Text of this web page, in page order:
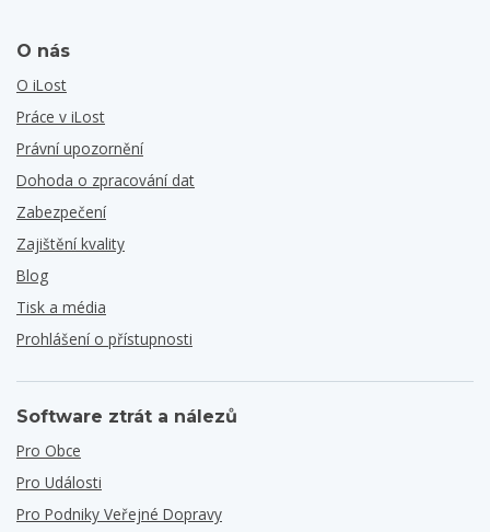
O nás
O iLost
Práce v iLost
Právní upozornění
Dohoda o zpracování dat
Zabezpečení
Zajištění kvality
Blog
Tisk a média
Prohlášení o přístupnosti
Software ztrát a nálezů
Pro Obce
Pro Události
Pro Podniky Veřejné Dopravy